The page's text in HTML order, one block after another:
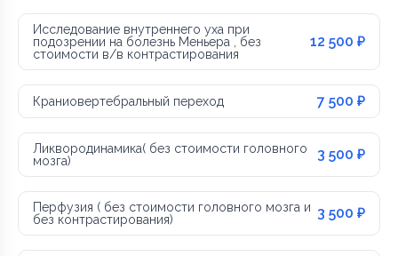
Исследование внутреннего уха при
подозрении на болезнь Меньера , без
стоимости в/в контрастирования
12 500 ₽
Краниовертебральный переход 7 500 ₽
Ликвородинамика( без стоимости головного
мозга)
3 500 ₽
Перфузия ( без стоимости головного мозга и
без контрастирования)
3 500 ₽